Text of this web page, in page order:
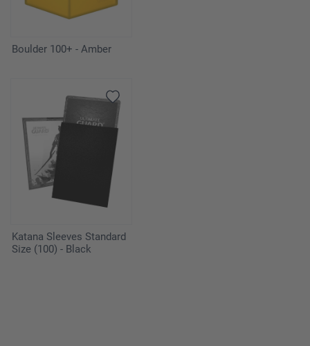
Boulder 100+ - Amber
Katana Sleeves Standard
Size (100) - Black